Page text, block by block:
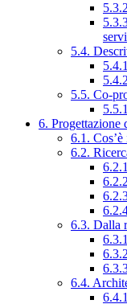
5.4.
5.5. Co-
6. Progettazione
6.1.
6.2.
6.3. Dalla
6.4.